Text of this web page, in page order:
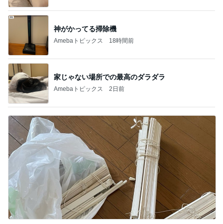
神がかってる掃除機
Amebaトピックス 18時間前
家じゃない場所での最高のダラダラ
Amebaトピックス 2日前